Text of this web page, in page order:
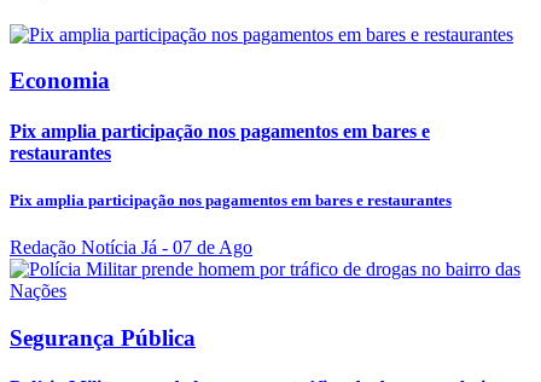
Economia
Pix amplia participação nos pagamentos em bares e
restaurantes
Pix amplia participação nos pagamentos em bares e restaurantes
Redação Notícia Já - 07 de Ago
Segurança Pública